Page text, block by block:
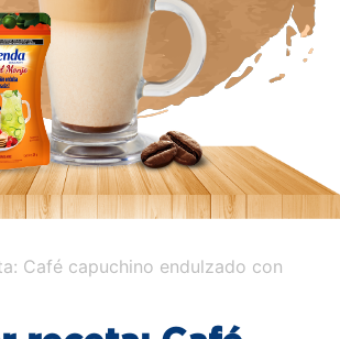
Café capuchino endulzado con